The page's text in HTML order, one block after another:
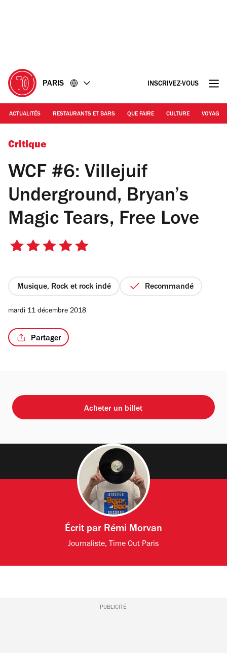
PARIS INSCRIVEZ-VOUS
ACTUALITÉS RESTAURANTS ET BARS QUE FAIRE CULTURE VOYAGE
© Jake Ollett
Critique
WCF #6: Villejuif
Underground, Bryan’s
Magic Tears, Free Love
5
étoiles
Musique, Rock et rock indé Recommandé
mardi 11 décembre 2018
Partager
Acheter un billet
Écrit par Rémi Morvan
Journaliste, Time Out Paris
PUBLICITÉ